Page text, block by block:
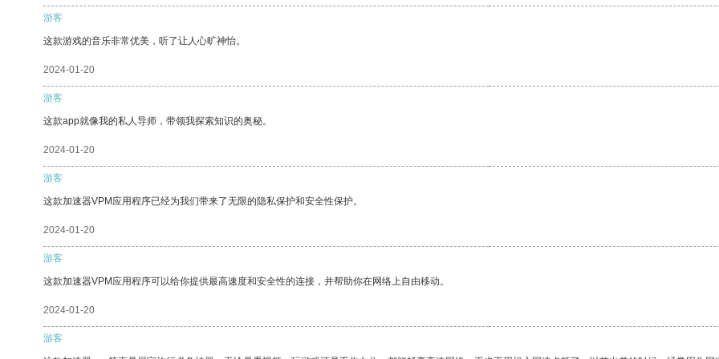
游客
这款游戏的音乐非常优美，听了让人心旷神怡。
2024-01-20
游客
这款app就像我的私人导师，带领我探索知识的奥秘。
2024-01-20
游客
这款加速器VPM应用程序已经为我们带来了无限的隐私保护和安全性保护。
2024-01-20
游客
这款加速器VPM应用程序可以给你提供最高速度和安全性的连接，并帮助你在网络上自由移动。
2024-01-20
游客